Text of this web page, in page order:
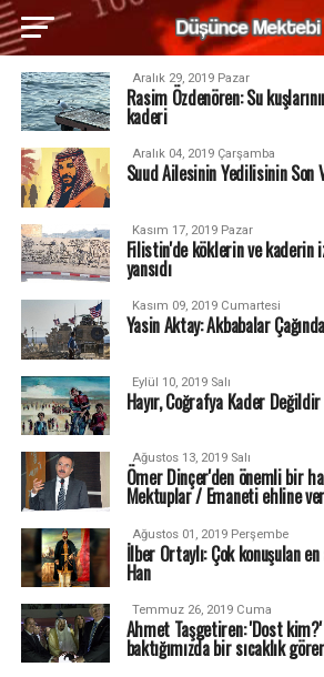
Aralık 29, 2019 Pazar
Rasim Özdenören: Su
kaderi
Aralık 04, 2019 Çarşamba
Suud Ailesinin Yedilisinin Son
Kasım 17, 2019 Pazar
Filistin'de köklerin ve kaderin
yansıdı
Kasım 09, 2019 Cumartesi
Yasin Aktay: Akbabalar
Eylül 10, 2019 Salı
Hayır, Coğrafya Kader Değildir
Ağustos 13, 2019 Salı
Ömer Dinçer'den önemli bir
Mektuplar / Emaneti ehline
Ağustos 01, 2019 Perşembe
İlber Ortaylı: Çok konuşulan
Han
Temmuz 26, 2019 Cuma
Ahmet Taşgetiren: 'Dost
baktığımızda bir sıcaklık